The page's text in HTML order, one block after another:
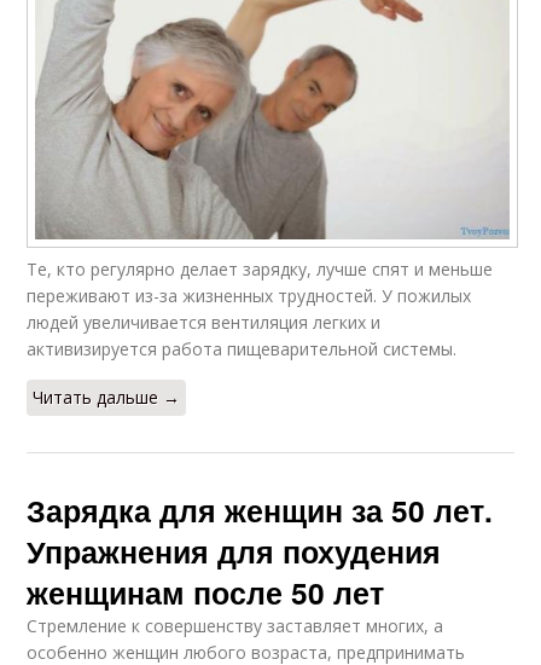
Те, кто регулярно делает зарядку, лучше спят и меньше
переживают из-за жизненных трудностей. У пожилых
людей увеличивается вентиляция легких и
активизируется работа пищеварительной системы.
Читать дальше →
Зарядка для женщин за 50 лет.
Упражнения для похудения
женщинам после 50 лет
Стремление к совершенству заставляет многих, а
особенно женщин любого возраста, предпринимать